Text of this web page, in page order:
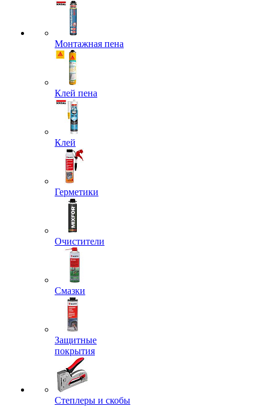
Монтажная пена
Клей пена
Клей
Герметики
Очистители
Смазки
Защитные
покрытия
Степлеры и скобы